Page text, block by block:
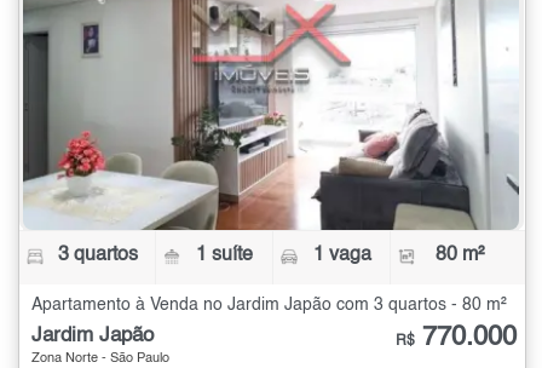
3 quartos 1 suíte 1 vaga 80 m²
Apartamento à Venda no Jardim Japão com 3 quartos - 80 m²
Jardim Japão
Zona Norte - São Paulo
R$ 770.000